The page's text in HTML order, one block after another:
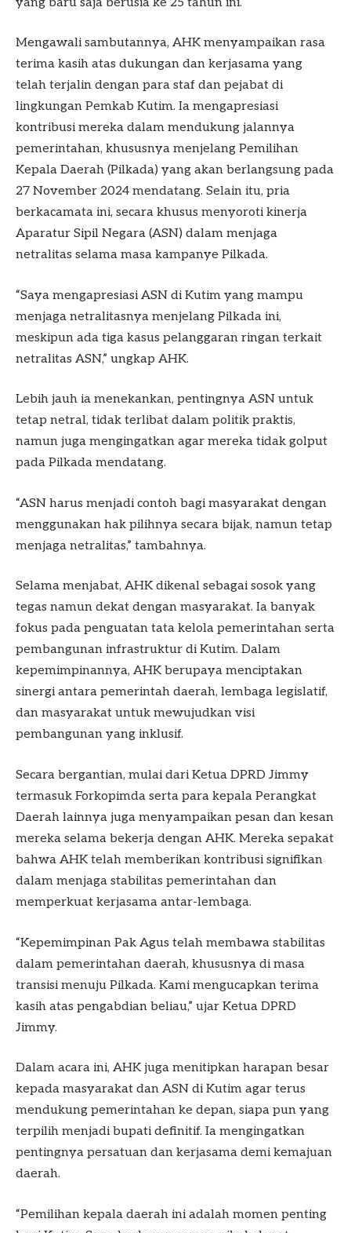
Mengawali sambutannya, AHK menyampaikan rasa
terima kasih atas dukungan dan kerjasama yang
telah terjalin dengan para staf dan pejabat di
lingkungan Pemkab Kutim. Ia mengapresiasi
kontribusi mereka dalam mendukung jalannya
pemerintahan, khususnya menjelang Pemilihan
Kepala Daerah (Pilkada) yang akan berlangsung pada
27 November 2024 mendatang. Selain itu, pria
berkacamata ini, secara khusus menyoroti kinerja
Aparatur Sipil Negara (ASN) dalam menjaga
netralitas selama masa kampanye Pilkada.
“Saya mengapresiasi ASN di Kutim yang mampu
menjaga netralitasnya menjelang Pilkada ini,
meskipun ada tiga kasus pelanggaran ringan terkait
netralitas ASN,” ungkap AHK.
Lebih jauh ia menekankan, pentingnya ASN untuk
tetap netral, tidak terlibat dalam politik praktis,
namun juga mengingatkan agar mereka tidak golput
pada Pilkada mendatang.
“ASN harus menjadi contoh bagi masyarakat dengan
menggunakan hak pilihnya secara bijak, namun tetap
menjaga netralitas,” tambahnya.
Selama menjabat, AHK dikenal sebagai sosok yang
tegas namun dekat dengan masyarakat. Ia banyak
fokus pada penguatan tata kelola pemerintahan serta
pembangunan infrastruktur di Kutim. Dalam
kepemimpinannya, AHK berupaya menciptakan
sinergi antara pemerintah daerah, lembaga legislatif,
dan masyarakat untuk mewujudkan visi
pembangunan yang inklusif.
Secara bergantian, mulai dari Ketua DPRD Jimmy
termasuk Forkopimda serta para kepala Perangkat
Daerah lainnya juga menyampaikan pesan dan kesan
mereka selama bekerja dengan AHK. Mereka sepakat
bahwa AHK telah memberikan kontribusi signifikan
dalam menjaga stabilitas pemerintahan dan
memperkuat kerjasama antar-lembaga.
“Kepemimpinan Pak Agus telah membawa stabilitas
dalam pemerintahan daerah, khususnya di masa
transisi menuju Pilkada. Kami mengucapkan terima
kasih atas pengabdian beliau,” ujar Ketua DPRD
Jimmy.
Dalam acara ini, AHK juga menitipkan harapan besar
kepada masyarakat dan ASN di Kutim agar terus
mendukung pemerintahan ke depan, siapa pun yang
terpilih menjadi bupati definitif. Ia mengingatkan
pentingnya persatuan dan kerjasama demi kemajuan
daerah.
“Pemilihan kepala daerah ini adalah momen penting